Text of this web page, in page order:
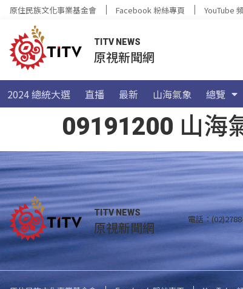
原住民族文化事業基金會 Facebook 粉絲專頁 YouTube
TITV NEWS
原視新聞網
2024 總統大選 直播 最新 山海氣象 總覽
09191200 山海
TITV NEWS
原視新聞網 電話：